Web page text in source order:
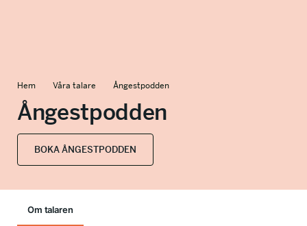
Hem Våra talare Ångestpodden
Ångestpodden
BOKA ÅNGESTPODDEN
Om talaren